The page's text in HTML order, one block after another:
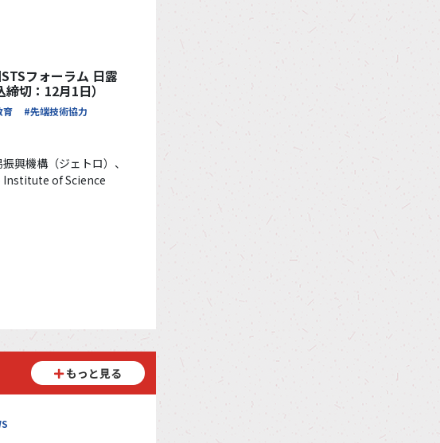
フォーラム 日露
切：12月1日）
育 #先端技術協力
興機構（ジェトロ）、
of Science
もっと見る